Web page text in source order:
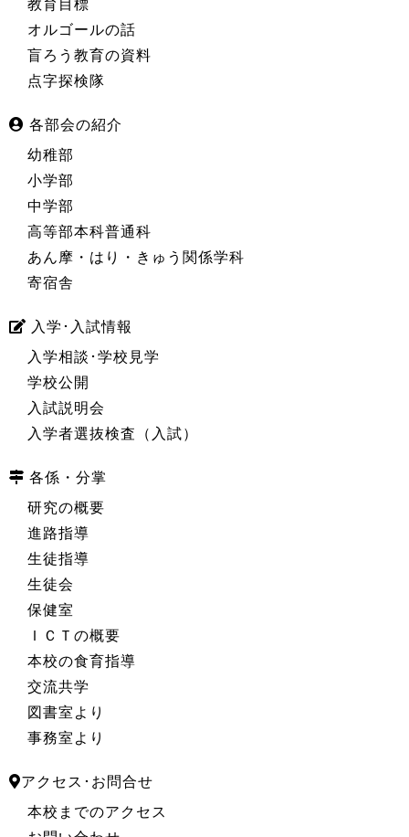
教育目標
オルゴールの話
盲ろう教育の資料
点字探検隊
各部会の紹介
幼稚部
小学部
中学部
高等部本科普通科
あん摩・はり・きゅう関係学科
寄宿舎
入学･入試情報
入学相談･学校見学
学校公開
入試説明会
入学者選抜検査（入試）
各係・分掌
研究の概要
進路指導
生徒指導
生徒会
保健室
ＩＣＴの概要
本校の食育指導
交流共学
図書室より
事務室より
アクセス･お問合せ
本校までのアクセス